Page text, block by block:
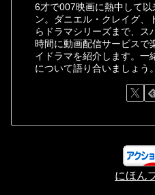
6才で007映画に熱中して
ン。ダニエル・クレイグ、
らドラマシリーズまで、ス
時間に動画配信サービスで
イドラマを紹介します。一
について語り合いましょう。
にほん